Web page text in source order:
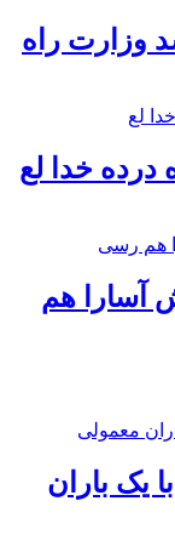
وزارت راه
خدا لع
آسارا هم
یک باران